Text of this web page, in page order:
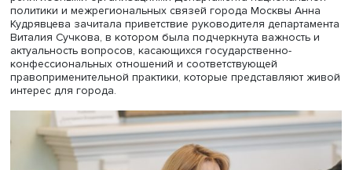
уровне, отметил профессорВысшей школы
администрированияНИУ ВШЭМихаил Краснов. Он
проанализировал соответствующие нормы основных
зарубежных стран и сделал вывод, что наилучший
урегулирования государственно-религиозных
содержался в Веймарской конституции Германии 1919
служить основной закон Италии. Согласно его
«все религиозные исповедания в равной мере
перед законом; религиозные конфессии, не
католическими, имеют право создавать свои